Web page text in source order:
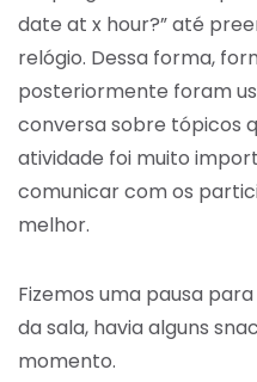
date at x hour?” até
relógio. Dessa forma,
posteriormente foram
conversa sobre tópicos
atividade foi muito
comunicar com os
melhor.
Fizemos uma pausa
da sala, havia alguns
momento.